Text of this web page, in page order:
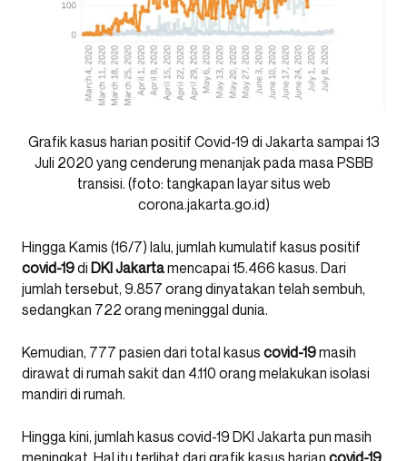
Grafik kasus harian positif Covid-19 di Jakarta sampai 13
Juli 2020 yang cenderung menanjak pada masa PSBB
transisi. (foto: tangkapan layar situs web
corona.jakarta.go.id)
Hingga Kamis (16/7) lalu, jumlah kumulatif kasus positif
covid-19di DKIJakartamencapai 15.466 kasus. Dari
jumlah tersebut, 9.857 orang dinyatakan telah sembuh,
sedangkan 722 orang meninggal dunia.
Kemudian, 777 pasien dari total kasus covid-19masih
dirawat di rumah sakit dan 4.110 orang melakukan isolasi
mandiri di rumah.
Hingga kini, jumlah kasus covid-19 DKI Jakarta pun masih